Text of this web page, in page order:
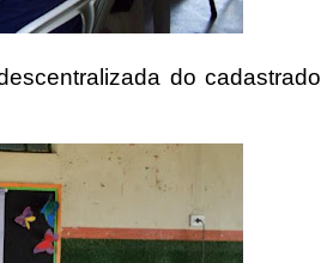
do cadastrado